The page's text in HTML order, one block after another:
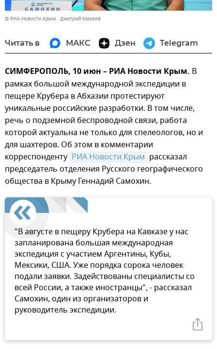
© РИА Новости Крым . Дмитрий Макеев
Читать в МАКС Дзен Telegram
СИМФЕРОПОЛЬ, 10 июн – РИА Новости Крым. В
рамках большой международной экспедиции в
пещере Крубера в Абхазии протестируют
уникальные российские разработки. В том числе,
речь о подземной беспроводной связи, работа
которой актуальна не только для спелеологов, но и
для шахтеров. Об этом в комментарии
корреспонденту РИА Новости Крым рассказал
председатель отделения Русского географического
общества в Крыму Геннадий Самохин.
"В августе в пещеру Крубера на Кавказе у нас
запланирована большая международная
экспедиция с участием Аргентины, Кубы,
Мексики, США. Уже порядка сорока человек
подали заявки. Задействованы специалисты со
всей России, а также иностранцы", - рассказал
Самохин, один из организаторов и
руководитель экспедиции.